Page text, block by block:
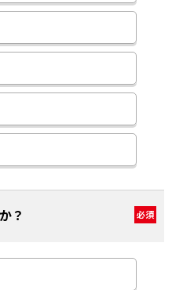
？ 必須